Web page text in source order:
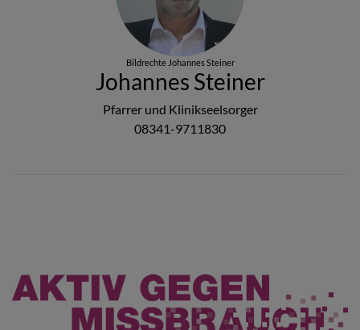
Bildrechte Johannes Steiner
Johannes Steiner
Pfarrer und Klinikseelsorger
08341-9711830